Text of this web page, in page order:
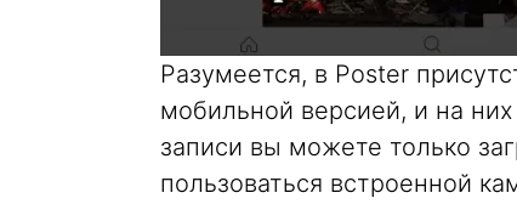
Разумеется, в Poster
мобильной версией, и на
записи вы можете только
пользоваться встроенной